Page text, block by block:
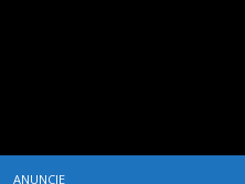
ANUNCIE